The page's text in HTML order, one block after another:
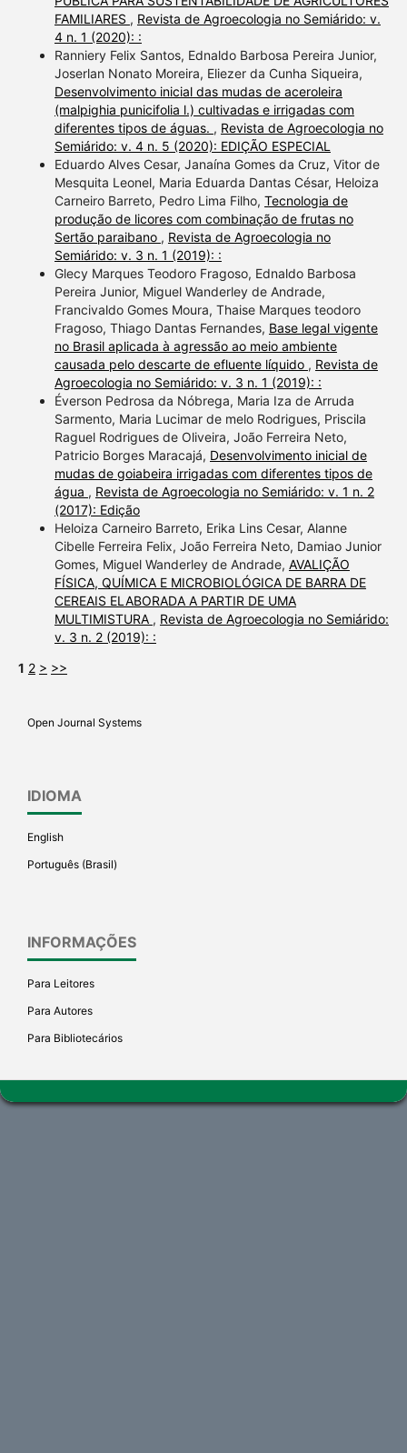
FAMILIARES , Revista de Agroecologia no Semiárido: v.
4 n. 1 (2020): :
Ranniery Felix Santos, Ednaldo Barbosa Pereira Junior,
Joserlan Nonato Moreira, Eliezer da Cunha Siqueira,
Desenvolvimento inicial das mudas de aceroleira
(malpighia punicifolia l.) cultivadas e irrigadas com
diferentes tipos de águas. , Revista de Agroecologia no
Semiárido: v. 4 n. 5 (2020): EDIÇÃO ESPECIAL
Eduardo Alves Cesar, Janaína Gomes da Cruz, Vitor de
Mesquita Leonel, Maria Eduarda Dantas César, Heloiza
Carneiro Barreto, Pedro Lima Filho, Tecnologia de
produção de licores com combinação de frutas no
Sertão paraibano , Revista de Agroecologia no
Semiárido: v. 3 n. 1 (2019): :
Glecy Marques Teodoro Fragoso, Ednaldo Barbosa
Pereira Junior, Miguel Wanderley de Andrade,
Francivaldo Gomes Moura, Thaise Marques teodoro
Fragoso, Thiago Dantas Fernandes, Base legal vigente
no Brasil aplicada à agressão ao meio ambiente
causada pelo descarte de efluente líquido , Revista de
Agroecologia no Semiárido: v. 3 n. 1 (2019): :
Éverson Pedrosa da Nóbrega, Maria Iza de Arruda
Sarmento, Maria Lucimar de melo Rodrigues, Priscila
Raguel Rodrigues de Oliveira, João Ferreira Neto,
Patricio Borges Maracajá, Desenvolvimento inicial de
mudas de goiabeira irrigadas com diferentes tipos de
água , Revista de Agroecologia no Semiárido: v. 1 n. 2
(2017): Edição
Heloiza Carneiro Barreto, Erika Lins Cesar, Alanne
Cibelle Ferreira Felix, João Ferreira Neto, Damiao Junior
Gomes, Miguel Wanderley de Andrade, AVALIÇÃO
FÍSICA, QUÍMICA E MICROBIOLÓGICA DE BARRA DE
CEREAIS ELABORADA A PARTIR DE UMA
MULTIMISTURA , Revista de Agroecologia no Semiárido:
v. 3 n. 2 (2019): :
1 2 > >>
Open Journal Systems
IDIOMA
English
Português (Brasil)
INFORMAÇÕES
Para Leitores
Para Autores
Para Bibliotecários